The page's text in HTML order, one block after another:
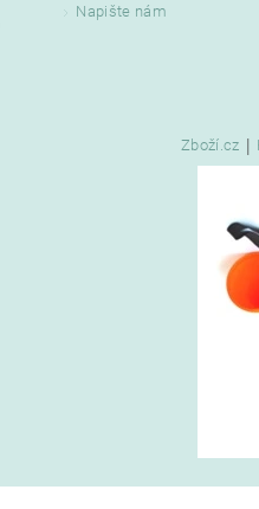
Napište nám
Zboží.cz |